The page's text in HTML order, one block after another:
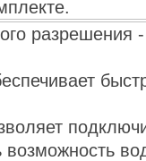
.
разрешения